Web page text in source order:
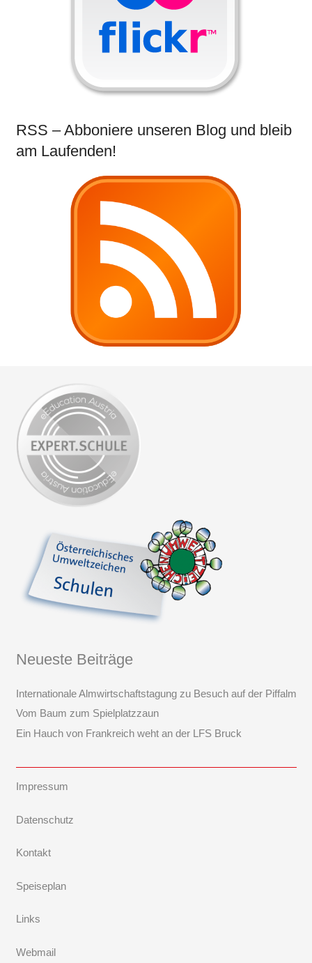
RSS – Abboniere unseren Blog und bleib
am Laufenden!
Neueste Beiträge
Internationale Almwirtschaftstagung zu Besuch auf der Piffalm
Vom Baum zum Spielplatzzaun
Ein Hauch von Frankreich weht an der LFS Bruck
Impressum
Datenschutz
Kontakt
Speiseplan
Links
Webmail